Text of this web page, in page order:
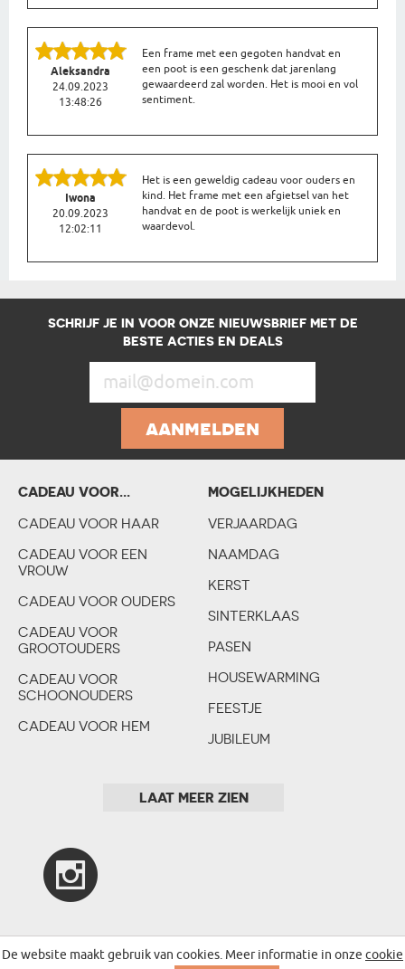
Aleksandra
24.09.2023
13:48:26
Een frame met een gegoten handvat en
een poot is een geschenk dat jarenlang
gewaardeerd zal worden. Het is mooi en vol
sentiment.
Iwona
20.09.2023
12:02:11
Het is een geweldig cadeau voor ouders en
kind. Het frame met een afgietsel van het
handvat en de poot is werkelijk uniek en
waardevol.
SCHRIJF JE IN VOOR ONZE NIEUWSBRIEF MET DE
BESTE ACTIES EN DEALS
aanmelden
CADEAU VOOR...
CADEAU VOOR HAAR
CADEAU VOOR EEN
VROUW
CADEAU VOOR OUDERS
CADEAU VOOR
GROOTOUDERS
CADEAU VOOR
SCHOONOUDERS
CADEAU VOOR HEM
KOPPEL
HOBBY & BEROEP
MOGELIJKHEDEN
VERJAARDAG
NAAMDAG
KERST
SINTERKLAAS
PASEN
HOUSEWARMING
FEESTJE
JUBILEUM
HUWELIJK
1E VERJAARDAG
LAAT MEER ZIEN
De website maakt gebruik van cookies. Meer informatie in onze cookie